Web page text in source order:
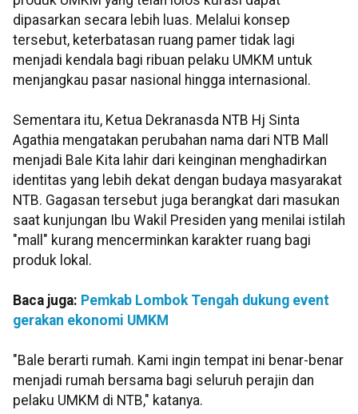
dipasarkan secara lebih luas. Melalui konsep
tersebut, keterbatasan ruang pamer tidak lagi
menjadi kendala bagi ribuan pelaku UMKM untuk
menjangkau pasar nasional hingga internasional.
Sementara itu, Ketua Dekranasda NTB Hj Sinta
Agathia mengatakan perubahan nama dari NTB Mall
menjadi Bale Kita lahir dari keinginan menghadirkan
identitas yang lebih dekat dengan budaya masyarakat
NTB. Gagasan tersebut juga berangkat dari masukan
saat kunjungan Ibu Wakil Presiden yang menilai istilah
"mall" kurang mencerminkan karakter ruang bagi
produk lokal.
Baca juga: Pemkab Lombok Tengah dukung event
gerakan ekonomi UMKM
"Bale berarti rumah. Kami ingin tempat ini benar-benar
menjadi rumah bersama bagi seluruh perajin dan
pelaku UMKM di NTB," katanya.